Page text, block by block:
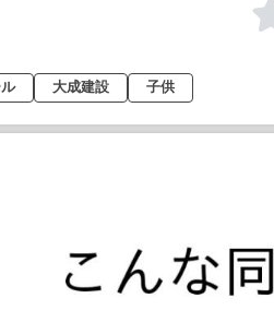
大成建設 子供